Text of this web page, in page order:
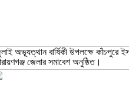
অভ্যূত্থান বার্ষিকী উপলক্ষে কাঁচপুরে
জেলার সমাবেশ অনুষ্ঠিত।